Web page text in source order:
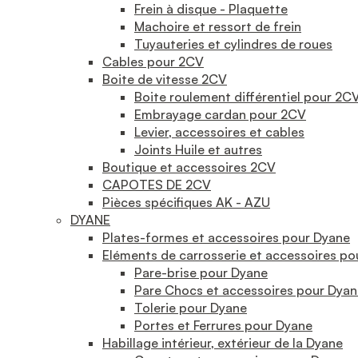
Frein à disque - Plaquette
Machoire et ressort de frein
Tuyauteries et cylindres de roues
Cables pour 2CV
Boite de vitesse 2CV
Boite roulement différentiel pour
Embrayage cardan pour 2CV
Levier, accessoires et cables
Joints Huile et autres
Boutique et accessoires 2CV
CAPOTES DE 2CV
Pièces spécifiques AK - AZU
DYANE
Plates-formes et accessoires pour Dyane
Eléments de carrosserie et accessoires
Pare-brise pour Dyane
Pare Chocs et accessoires pour
Tolerie pour Dyane
Portes et Ferrures pour Dyane
Habillage intérieur, extérieur de la Dyane